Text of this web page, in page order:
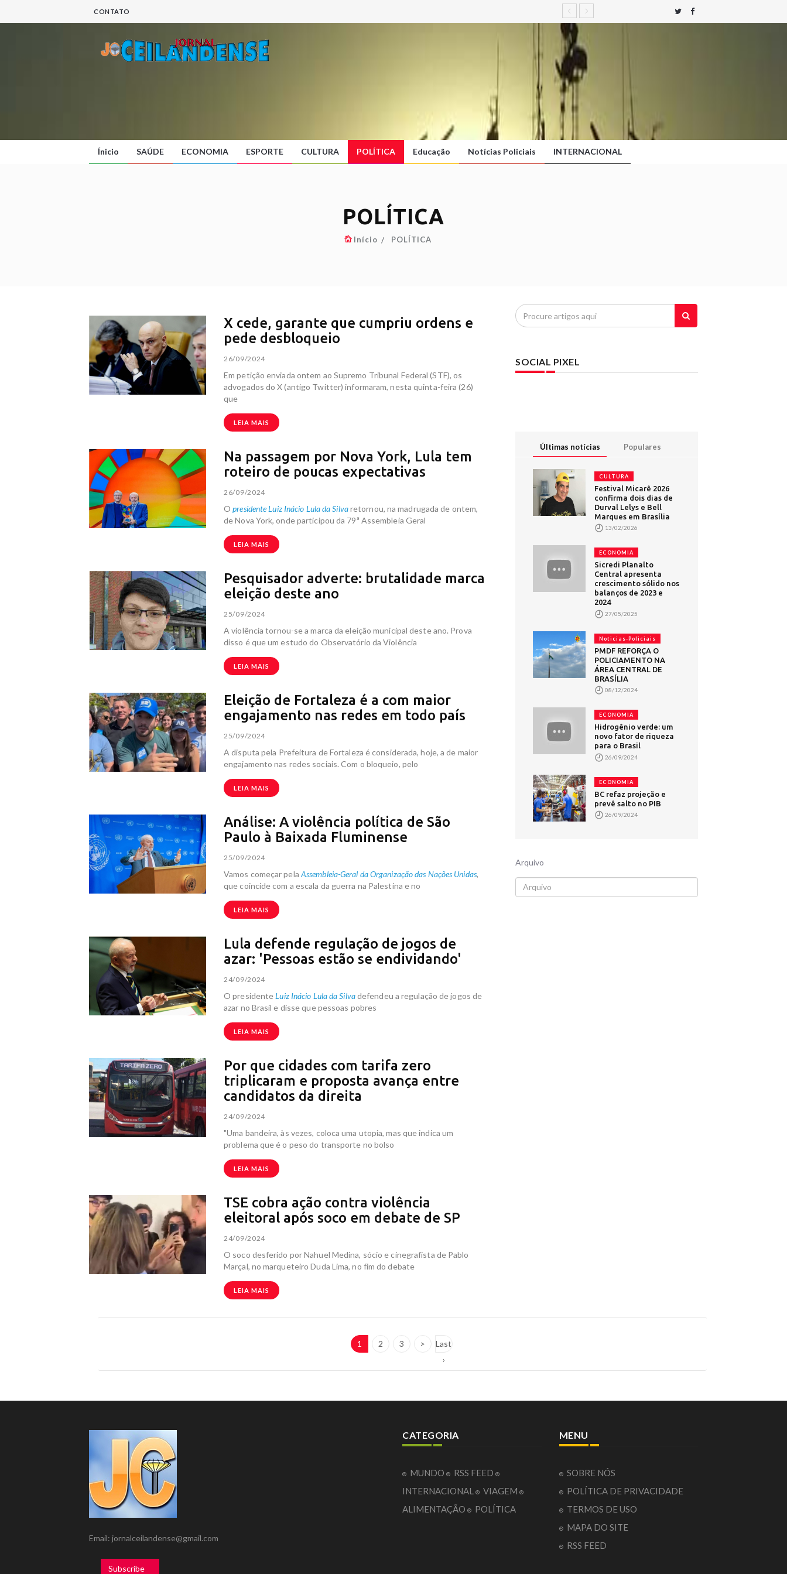
CONTATO
Ínicio SAÚDE ECONOMIA ESPORTE CULTURA POLÍTICA Educação Notícias Policiais INTERNACIONAL
POLÍTICA
Início POLÍTICA
X cede, garante que cumpriu ordens e
pede desbloqueio
26/09/2024
Em petição enviada ontem ao Supremo Tribunal Federal (STF), os
advogados do X (antigo Twitter) informaram, nesta quinta-feira (26)
que
LEIA MAIS
Na passagem por Nova York, Lula tem
roteiro de poucas expectativas
26/09/2024
Opresidente Luiz Inácio Lula da Silvaretornou, na madrugada de ontem,
de Nova York, onde participou da 79ª Assembleia Geral
LEIA MAIS
Pesquisador adverte: brutalidade marca
eleição deste ano
25/09/2024
A violência tornou-se a marca da eleição municipal deste ano. Prova
disso é que um estudo do Observatório da Violência
LEIA MAIS
Eleição de Fortaleza é a com maior
engajamento nas redes em todo país
25/09/2024
A disputa pela Prefeitura de Fortaleza é considerada, hoje, a de maior
engajamento nas redes sociais. Com o bloqueio, pelo
LEIA MAIS
Análise: A violência política de São
Paulo à Baixada Fluminense
25/09/2024
Vamos começar pelaAssembleia-Geral da Organização das Nações Unidas,
que coincide com a escala da guerra na Palestina e no
LEIA MAIS
Lula defende regulação de jogos de
azar: 'Pessoas estão se endividando'
24/09/2024
O presidenteLuiz Inácio Lula da Silvadefendeu a regulação de jogos de
azar no Brasil e disse que pessoas pobres
LEIA MAIS
Por que cidades com tarifa zero
triplicaram e proposta avança entre
candidatos da direita
24/09/2024
"Uma bandeira, às vezes, coloca uma utopia, mas que indica um
problema que é o peso do transporte no bolso
LEIA MAIS
TSE cobra ação contra violência
eleitoral após soco em debate de SP
24/09/2024
O soco desferido por Nahuel Medina, sócio e cinegrafista de Pablo
Marçal, no marqueteiro Duda Lima, no fim do debate
LEIA MAIS
SOCIAL PIXEL
Últimas notícias Populares
CULTURA
Festival Micarê 2026
confirma dois dias de
Durval Lelys e Bell
Marques em Brasília
13/02/2026
ECONOMIA
Sicredi Planalto
Central apresenta
crescimento sólido nos
balanços de 2023 e
2024
27/05/2025
Noticias-Policiais
PMDF REFORÇA O
POLICIAMENTO NA
ÁREA CENTRAL DE
BRASÍLIA
08/12/2024
ECONOMIA
Hidrogênio verde: um
novo fator de riqueza
para o Brasil
26/09/2024
ECONOMIA
BC refaz projeção e
prevê salto no PIB
26/09/2024
Arquivo
1 2 3 >
Last
›
Email: jornalceilandense@gmail.com
Subscribe
CATEGORIA
MUNDO
RSS FEED
INTERNACIONAL
VIAGEM
ALIMENTAÇÃO
POLÍTICA
MENU
SOBRE NÓS
POLÍTICA DE PRIVACIDADE
TERMOS DE USO
MAPA DO SITE
RSS FEED